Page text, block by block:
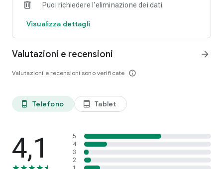
Puoi richiedere l'eliminazione dei dati
Visualizza dettagli
Valutazioni e recensioni
Valutazioni e recensioni sono verificate info_outline
arrow_forward
phone_android Telefono tablet_android Tablet
4,1
5
4
3
2